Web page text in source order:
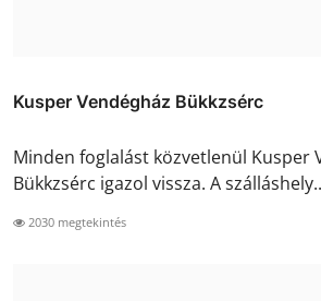
Kusper Vendégház Bükkzsérc
Minden foglalást közvetlenül Kusper
Bükkzsérc igazol vissza. A
2030 megtekintés